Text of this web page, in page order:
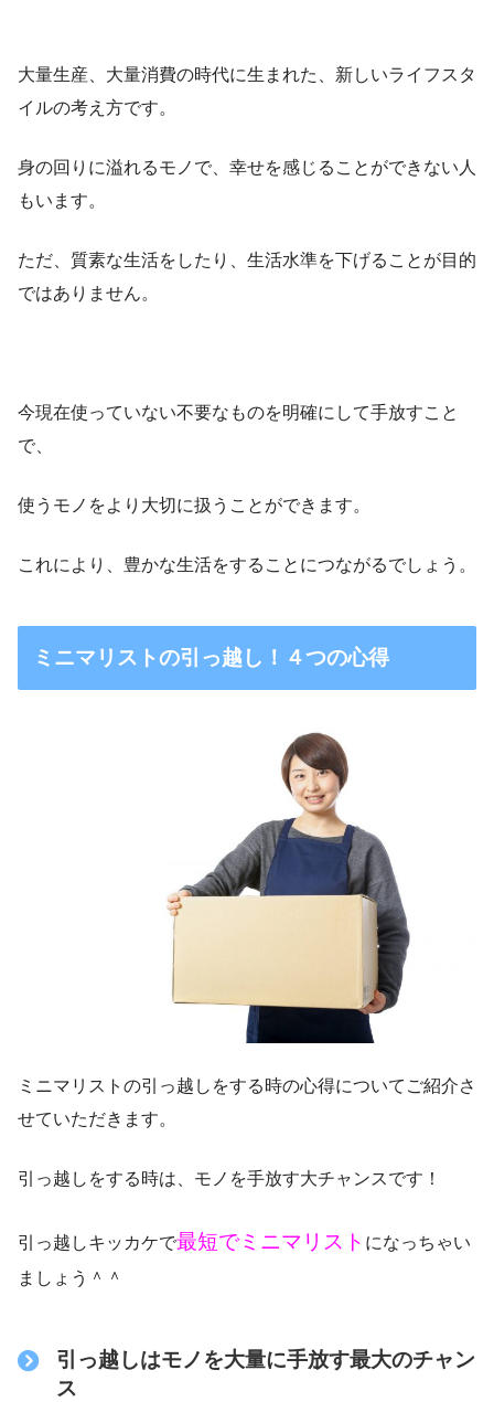
大量生産、大量消費の時代に生まれた、新しいライフスタ
イルの考え方です。
身の回りに溢れるモノで、幸せを感じることができない人
もいます。
ただ、質素な生活をしたり、生活水準を下げることが目的
ではありません。
今現在使っていない不要なものを明確にして手放すこと
で、
使うモノをより大切に扱うことができます。
これにより、豊かな生活をすることにつながるでしょう。
ミニマリストの引っ越し！４つの心得
ミニマリストの引っ越しをする時の心得についてご紹介さ
せていただきます。
引っ越しをする時は、モノを手放す大チャンスです！
引っ越しキッカケで最短でミニマリスト になっちゃい
ましょう＾＾
引っ越しはモノを大量に手放す最大のチャン
ス